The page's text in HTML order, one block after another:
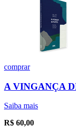
comprar
A VINGANÇA
Saiba mais
R$ 60,00